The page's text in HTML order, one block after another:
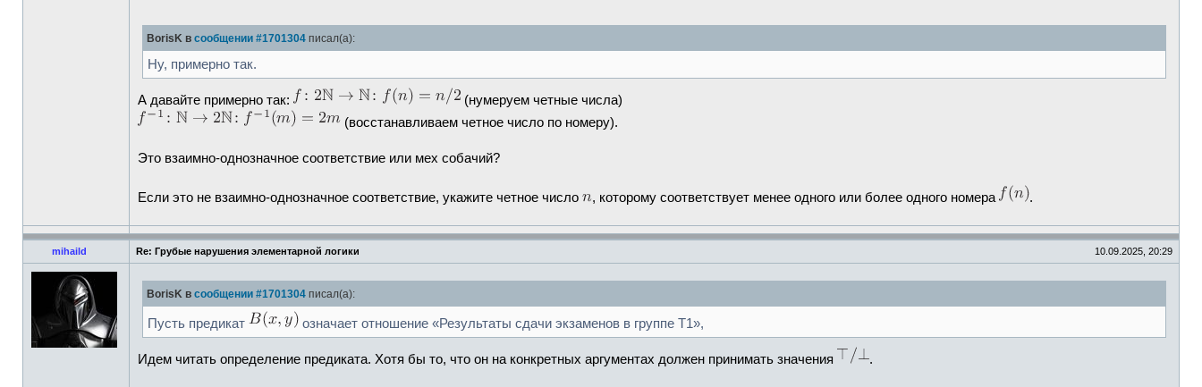
BorisK в сообщении #1701304 писал(а):
Ну, примерно так.
А давайте примерно так:
(нумеруем четные числа)
(восстанавливаем четное число по номеру).
Это взаимно-однозначное соответствие или мех собачий?
Если это не взаимно-однозначное соответствие, укажите четное число , которому соответствует менее одного или более одного номера .
mihaild Re: Грубые нарушения элементарной логики 10.09.2025, 20:29
BorisK в сообщении #1701304 писал(а):
Пусть предикат означает отношение «Результаты сдачи экзаменов в группе Т1»,
Идем читать определение предиката. Хотя бы то, что он на конкретных аргументах должен принимать значения .